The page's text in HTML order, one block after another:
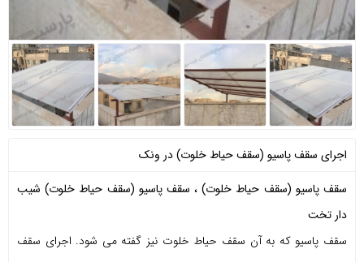
اجرای سقف پاسیو (سقف حیاط خلوت) در ونک
سقف پاسیو (سقف حیاط خلوت)، سقف پاسیو (سقف حیاط خلوت) شیب
دار تخت
سقف پاسیو که به آن سقف حیاط خلوت نیز گفته می شود. اجرای سقف